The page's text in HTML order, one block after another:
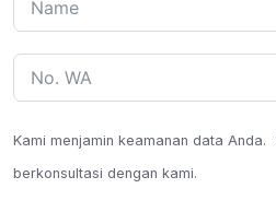
Kami menjamin keamanan data Anda.
berkonsultasi dengan kami.